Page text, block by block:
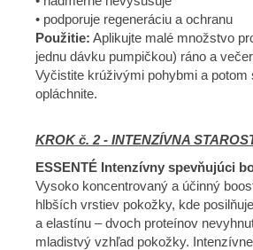
• podporuje regeneráciu a ochranu
Použitie: Aplikujte malé množstvo
jednu dávku pumpičkou) ráno a
Vyčistite krúživými pohybmi a potom
opláchnite.
KROK č. 2 - INTENZÍVNA
ESSENTÉ Intenzívny spevňujúci
Vysoko koncentrovaný a účinný
hlbších vrstiev pokožky, kde
a elastínu – dvoch proteínov
mladistvý vzhľad pokožky.